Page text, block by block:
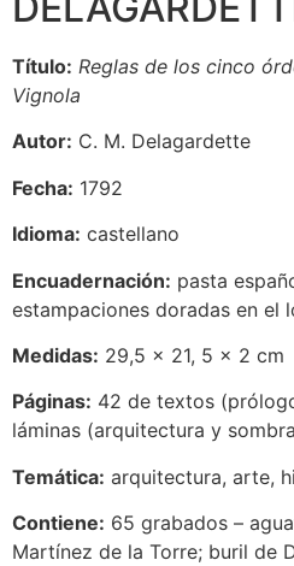
Título: Reglas de los cinco
Vignola
Autor: C. M. Delagardette
Fecha: 1792
Idioma: castellano
Encuadernación: pasta
estampaciones doradas en el
Medidas: 29,5 x 21, 5 x 2 cm
Páginas: 42 de textos
láminas (arquitectura y
Temática: arquitectura, arte,
Contiene: 65 grabados –
Martínez de la Torre; buril de